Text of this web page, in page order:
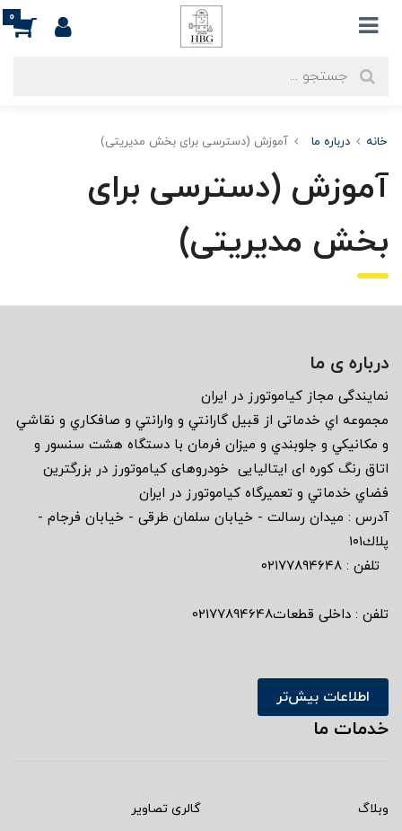
0
خانه درباره ما آموزش (دسترسی برای بخش مدیریتی)
آموزش (دسترسی برای
بخش مدیریتی)
درباره ی ما
نمايندگى مجاز كياموتورز در ايران
مجموعه اي خدماتى از قبيل گارانتي و وارانتي و صافكاري و نقاشي
و مكانيكي و جلوبندي و ميزان فرمان با دستگاه هشت سنسور و
اتاق رنگ كوره اى ايتاليايى خودروهاى كياموتورز در بزرگترين
فضاي خدماتي و تعميرگاه كياموتورز در ايران
آدرس : ميدان رسالت - خيابان سلمان طرقى - خيابان فرجام -
پلاك١٠١
تلفن : ٠٢١٧٧٨٩٤٦٤٨
تلفن : داخلی قطعات02177894648
اطلاعات بیش‌تر
خدمات ما
وبلاگ
گالری تصاویر